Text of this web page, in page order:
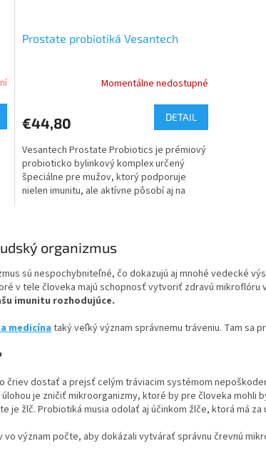
Prostate probiotiká Vesantech
Momentálne nedostupné
€44,80 DETAIL
Vesantech Prostate Probiotics je prémiový
probioticko bylinkový komplex určený
špeciálne pre mužov, ktorý podporuje
nielen imunitu, ale aktívne pôsobí aj na
l
á
d
a
e
v
k
y
v
ý
p
organizmus
sú nespochybniteľné, čo dokazujú aj mnohé vedecké
v tele človeka majú schopnosť vytvoriť zdravú mikroflóru
imunitu rozhodujúce.
medicína taký veľký význam správnemu tráveniu. Tam sa
čriev dostať a prejsť celým tráviacim systémom
je zničiť mikroorganizmy, ktoré by pre človeka mohli
je žlč. Probiotiká musia odolať aj účinkom žlče, ktorá má
význam počte, aby dokázali vytvárať správnu črevnú